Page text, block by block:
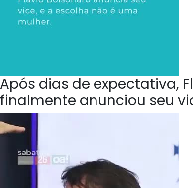
Após dias de expectativa,
finalmente anunciou seu